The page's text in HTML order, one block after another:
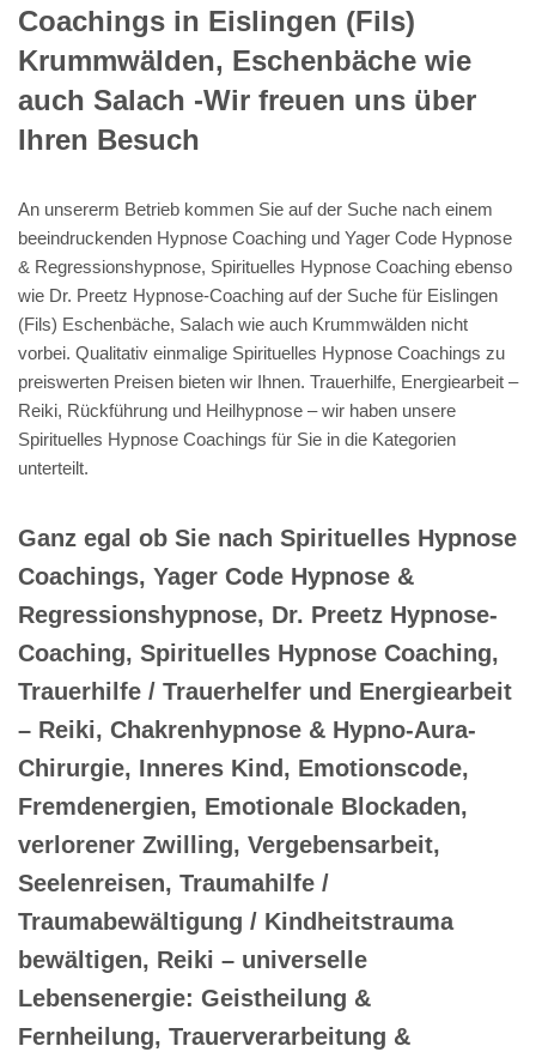
Coachings in Eislingen (Fils)
Krummwälden, Eschenbäche wie
auch Salach -Wir freuen uns über
Ihren Besuch
An unsererm Betrieb kommen Sie auf der Suche nach einem
beeindruckenden Hypnose Coaching und Yager Code Hypnose
& Regressionshypnose, Spirituelles Hypnose Coaching ebenso
wie Dr. Preetz Hypnose-Coaching auf der Suche für Eislingen
(Fils) Eschenbäche, Salach wie auch Krummwälden nicht
vorbei. Qualitativ einmalige Spirituelles Hypnose Coachings zu
preiswerten Preisen bieten wir Ihnen. Trauerhilfe, Energiearbeit –
Reiki, Rückführung und Heilhypnose – wir haben unsere
Spirituelles Hypnose Coachings für Sie in die Kategorien
unterteilt.
Ganz egal ob Sie nach Spirituelles Hypnose
Coachings, Yager Code Hypnose &
Regressionshypnose, Dr. Preetz Hypnose-
Coaching, Spirituelles Hypnose Coaching,
Trauerhilfe / Trauerhelfer und Energiearbeit
– Reiki, Chakrenhypnose & Hypno-Aura-
Chirurgie, Inneres Kind, Emotionscode,
Fremdenergien, Emotionale Blockaden,
verlorener Zwilling, Vergebensarbeit,
Seelenreisen, Traumahilfe /
Traumabewältigung / Kindheitstrauma
bewältigen, Reiki – universelle
Lebensenergie: Geistheilung &
Fernheilung, Trauerverarbeitung &